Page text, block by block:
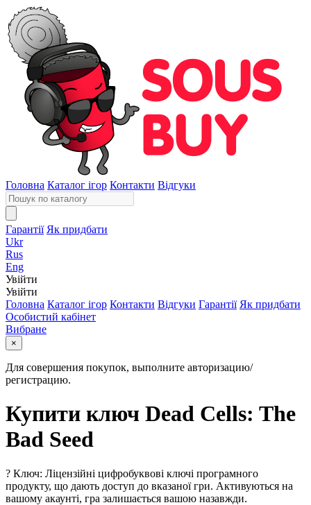
Головна Каталог ігор Контакти Відгуки
Гарантії Як придбати
Ukr
Rus
Eng
Увійти
Увійти
Головна Каталог ігор Контакти Відгуки Гарантії Як придбати
Особистий кабінет
Вибране
×
Для совершения покупок, выполните авторизацию/
регистрацию.
Купити ключ Dead Cells: The
Bad Seed
? Ключ: Ліцензійні цифробуквові ключі програмного
продукту, що дають доступ до вказаної гри. Активуються на
вашому акаунті, гра залишається вашою назавжди.